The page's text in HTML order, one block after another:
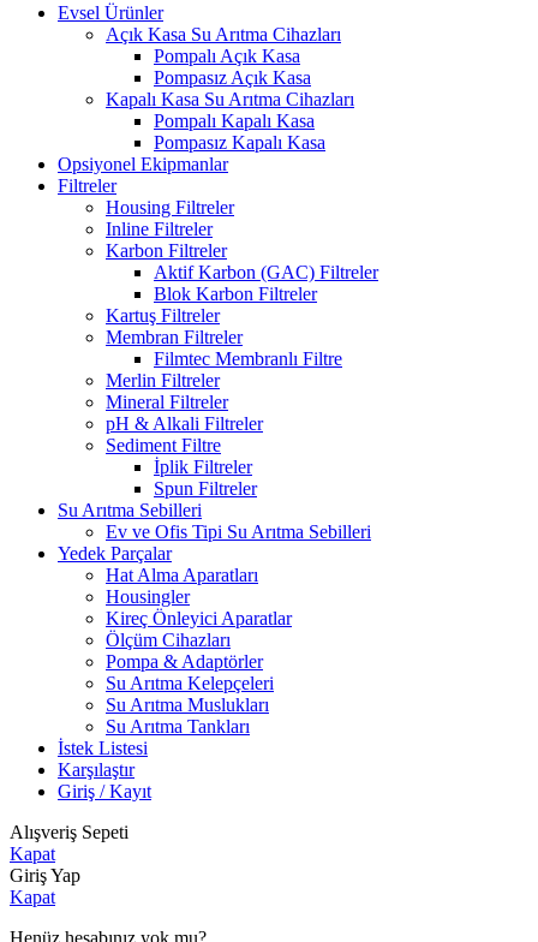
Evsel Ürünler
Açık Kasa Su Arıtma Cihazları
Pompalı Açık Kasa
Pompasız Açık Kasa
Kapalı Kasa Su Arıtma Cihazları
Pompalı Kapalı Kasa
Pompasız Kapalı Kasa
Opsiyonel Ekipmanlar
Filtreler
Housing Filtreler
Inline Filtreler
Karbon Filtreler
Aktif Karbon (GAC) Filtreler
Blok Karbon Filtreler
Kartuş Filtreler
Membran Filtreler
Filmtec Membranlı Filtre
Merlin Filtreler
Mineral Filtreler
pH & Alkali Filtreler
Sediment Filtre
İplik Filtreler
Spun Filtreler
Su Arıtma Sebilleri
Ev ve Ofis Tipi Su Arıtma Sebilleri
Yedek Parçalar
Hat Alma Aparatları
Housingler
Kireç Önleyici Aparatlar
Ölçüm Cihazları
Pompa & Adaptörler
Su Arıtma Kelepçeleri
Su Arıtma Muslukları
Su Arıtma Tankları
İstek Listesi
Karşılaştır
Giriş / Kayıt
Alışveriş Sepeti
Kapat
Giriş Yap
Kapat
Henüz hesabınız yok mu?